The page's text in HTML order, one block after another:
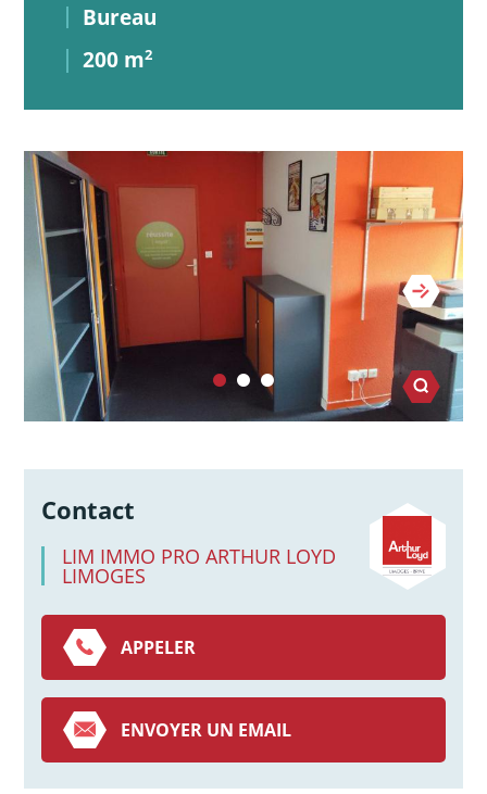
Bureau
200 m2
Contact
LIM IMMO PRO ARTHUR LOYD
LIMOGES
APPELER
ENVOYER UN EMAIL